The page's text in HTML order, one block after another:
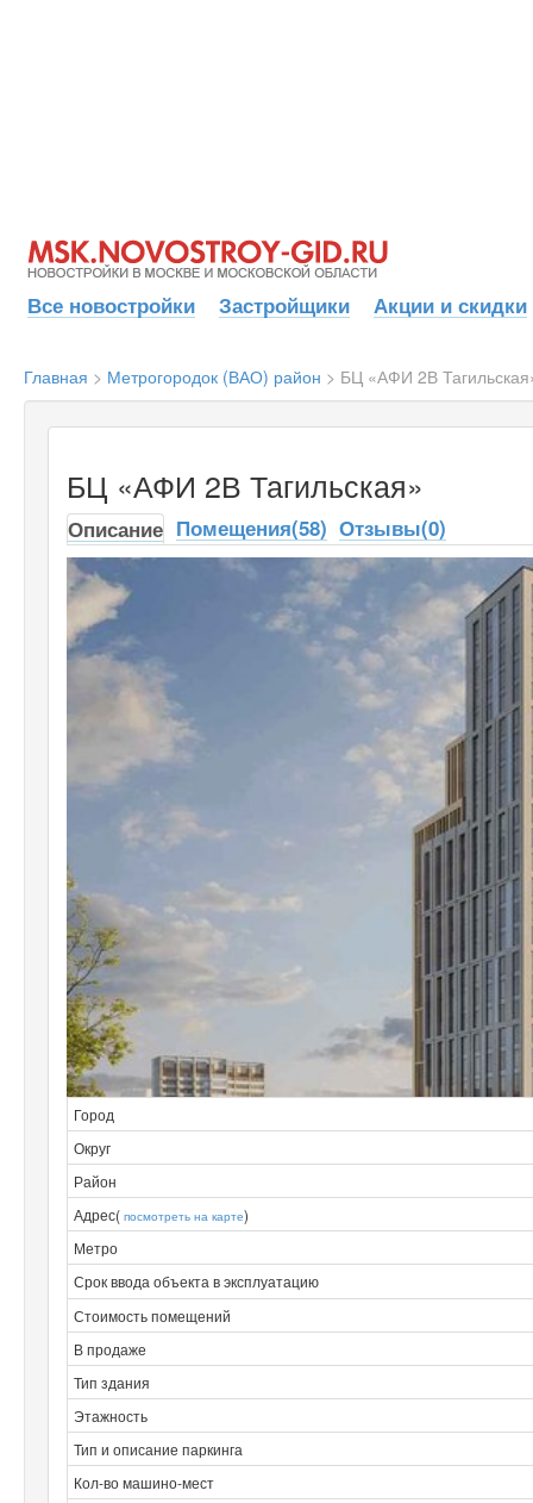
Все новостройки Застройщики Акции и скидки
Главная > Метрогородок (ВАО) район > БЦ «АФИ 2В
БЦ «АФИ 2В Тагильская»
Описание Помещения(58) Отзывы(0)
Город
Округ
Район
Адрес( посмотреть на карте)
Метро
Срок ввода объекта в эксплуатацию
Стоимость помещений
В продаже
Тип здания
Этажность
Тип и описание паркинга
Кол-во машино-мест